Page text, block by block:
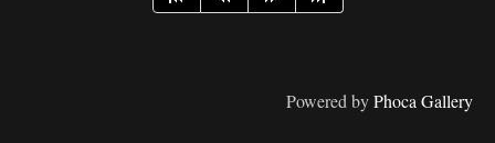
Powered byPhoca Gallery